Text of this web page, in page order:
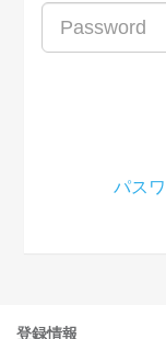
パス
登録情報